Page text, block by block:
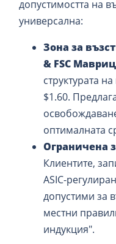
допустимостта на
универсална:
Зона за
& FSC
структурата
$1.60.
оптималната
Ограничена
Клиентите,
ASIC-
допустими за
местни
индукция".